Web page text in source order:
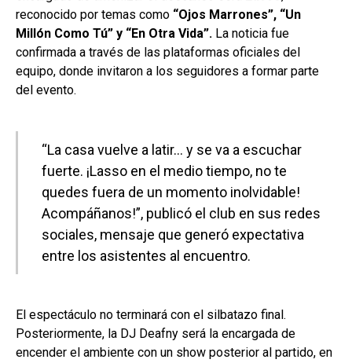
reconocido por temas como “Ojos Marrones”, “Un
Millón Como Tú” y “En Otra Vida”. La noticia fue
confirmada a través de las plataformas oficiales del
equipo, donde invitaron a los seguidores a formar parte
del evento.
“La casa vuelve a latir… y se va a escuchar
fuerte. ¡Lasso en el medio tiempo, no te
quedes fuera de un momento inolvidable!
Acompáñanos!”, publicó el club en sus redes
sociales, mensaje que generó expectativa
entre los asistentes al encuentro.
El espectáculo no terminará con el silbatazo final.
Posteriormente, la DJ Deafny será la encargada de
encender el ambiente con un show posterior al partido, en